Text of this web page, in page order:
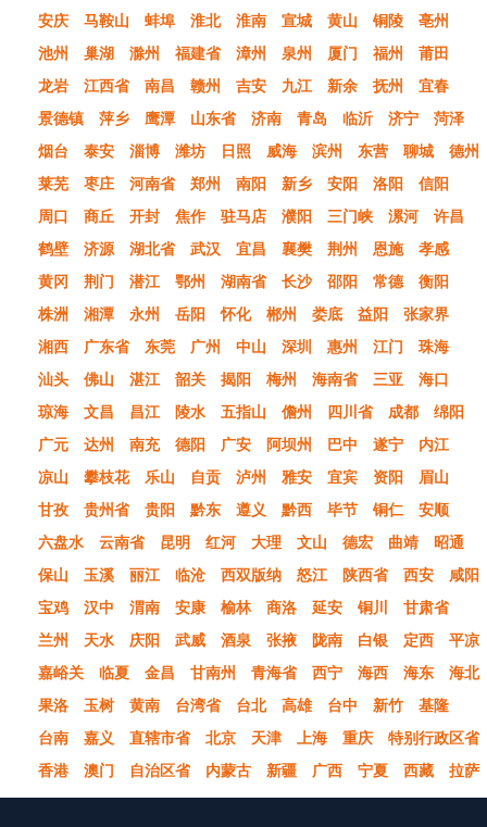
安庆
马鞍山 蚌埠 淮北 淮南 宣城 黄山 铜陵
亳州
池州
巢湖 滁州 福建省 漳州 泉州 厦门 福州
莆田
龙岩
江西省 南昌 赣州 吉安 九江 新余 抚州
宜春
景德镇
萍乡 鹰潭 山东省 济南 青岛 临沂 济宁
菏泽
烟台
泰安 淄博 潍坊 日照 威海 滨州 东营 聊城
德州
莱芜
枣庄 河南省 郑州 南阳 新乡 安阳 洛阳
信阳
周口
商丘 开封 焦作 驻马店 濮阳 三门峡 漯河
许昌
鹤壁
济源 湖北省 武汉 宜昌 襄樊 荆州 恩施
孝感
黄冈
荆门 潜江 鄂州 湖南省 长沙 邵阳 常德
衡阳
株洲
湘潭 永州 岳阳 怀化 郴州 娄底 益阳
张家界
湘西
广东省 东莞 广州 中山 深圳 惠州 江门
珠海
汕头
佛山 湛江 韶关 揭阳 梅州 海南省 三亚
海口
琼海
文昌 昌江 陵水 五指山 儋州 四川省 成都
绵阳
广元
达州 南充 德阳 广安 阿坝州 巴中 遂宁
内江
凉山
攀枝花 乐山 自贡 泸州 雅安 宜宾 资阳
眉山
甘孜
贵州省 贵阳 黔东 遵义 黔西 毕节 铜仁
安顺
六盘水
云南省 昆明 红河 大理 文山 德宏 曲靖
昭通
保山
玉溪 丽江 临沧 西双版纳 怒江 陕西省 西安
咸阳
宝鸡
汉中 渭南 安康 榆林 商洛 延安 铜川
甘肃省
兰州
天水 庆阳 武威 酒泉 张掖 陇南 白银 定西
平凉
嘉峪关
临夏 金昌 甘南州 青海省 西宁 海西 海东
海北
果洛
玉树 黄南 台湾省 台北 高雄 台中 新竹
基隆
台南
嘉义 直辖市省 北京 天津 上海 重庆
特别行政区省
香港
澳门 自治区省 内蒙古 新疆 广西 宁夏 西藏 拉萨